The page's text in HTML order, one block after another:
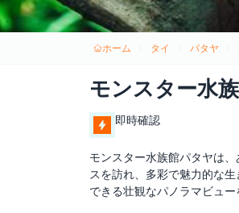
ホーム タイ パタヤ
モンスター水
即時確認
モンスター水族館パタヤは
スを訪れ、多彩で魅力的な
できる壮観なパノラマビュー